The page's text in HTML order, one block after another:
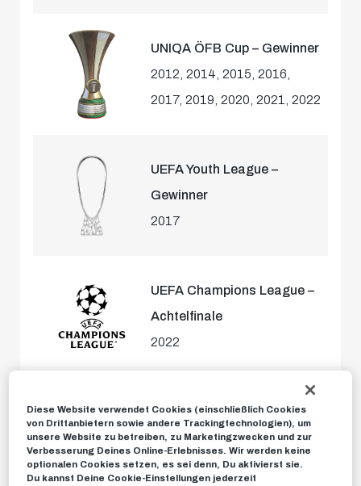
UNIQA ÖFB Cup – Gewinner
2012, 2014, 2015, 2016,
2017, 2019, 2020, 2021, 2022
UEFA Youth League –
Gewinner
2017
UEFA Champions League –
Achtelfinale
2022
UEFA Europa League –
Halbfinale
2018
Diese Website verwendet Cookies (einschließlich Cookies
von Drittanbietern sowie andere Trackingtechnologien), um
unsere Website zu betreiben, zu Marketingzwecken und zur
Verbesserung Deines Online-Erlebnisses. Wir werden keine
optionalen Cookies setzen, es sei denn, Du aktivierst sie.
Du kannst Deine Cookie-Einstellungen jederzeit